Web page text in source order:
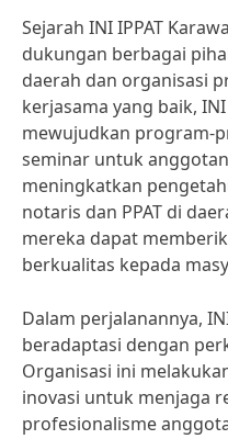
Sejarah INI IPPAT
dukungan berbagai
daerah dan organisasi
kerjasama yang baik,
mewujudkan program-
seminar untuk
meningkatkan
notaris dan PPAT di
mereka dapat
berkualitas kepada
Dalam perjalanannya,
beradaptasi dengan
Organisasi ini
inovasi untuk menjaga
profesionalisme